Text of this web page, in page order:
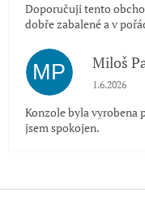
Doporučuji tento
dobře zabalené a v
MP Miloš
1.6.2026
Konzole byla vyrobena
jsem spokojen.
Z